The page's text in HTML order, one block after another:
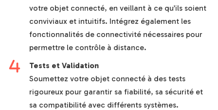
votre objet connecté, en veillant à ce qu’ils soient
conviviaux et intuitifs. Intégrez également les
fonctionnalités de connectivité nécessaires pour
permettre le contrôle à distance.
Tests et Validation
Soumettez votre objet connecté à des tests
rigoureux pour garantir sa fiabilité, sa sécurité et
sa compatibilité avec différents systèmes.